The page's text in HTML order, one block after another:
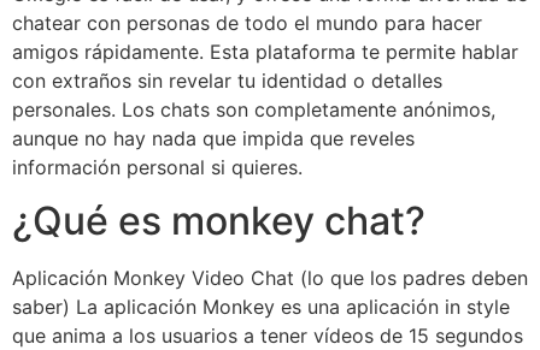
chatear con personas de todo el mundo para hacer
amigos rápidamente. Esta plataforma te permite hablar
con extraños sin revelar tu identidad o detalles
personales. Los chats son completamente anónimos,
aunque no hay nada que impida que reveles
información personal si quieres.
¿Qué es monkey chat?
Aplicación Monkey Video Chat (lo que los padres deben
saber) La aplicación Monkey es una aplicación in style
que anima a los usuarios a tener vídeos de 15 segundos